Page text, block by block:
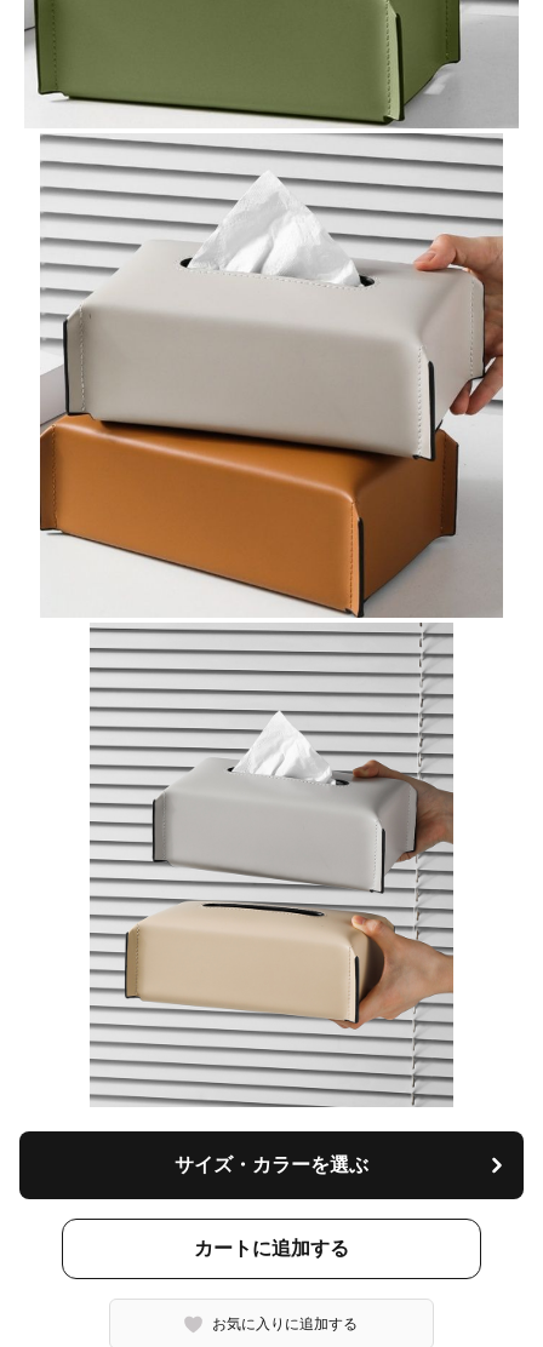
サイズ・カラーを選ぶ
カートに追加する
お気に入りに追加する